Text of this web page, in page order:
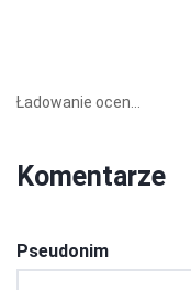
Ładowanie ocen...
Komentarze
Pseudonim